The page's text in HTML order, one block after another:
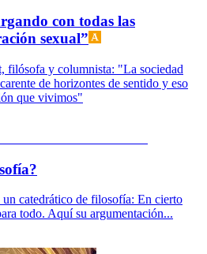
con todas las
sexual”
filósofa y columnista: "La sociedad
de horizontes de sentido y eso
que vivimos"
un catedrático de filosofía: En cierto
todo. Aquí su argumentación...